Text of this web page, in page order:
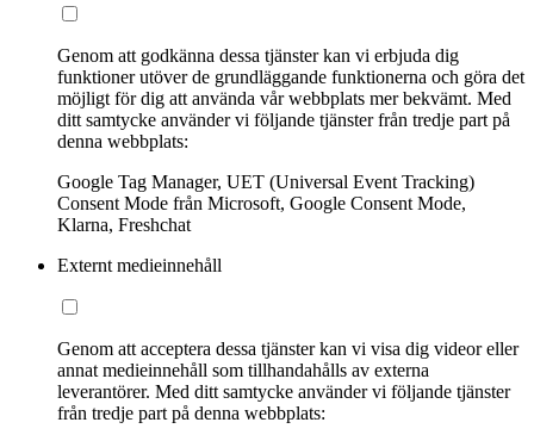
Genom att godkänna dessa tjänster kan vi erbjuda dig
funktioner utöver de grundläggande funktionerna och göra det
möjligt för dig att använda vår webbplats mer bekvämt. Med
ditt samtycke använder vi följande tjänster från tredje part på
denna webbplats:
Google Tag Manager, UET (Universal Event Tracking)
Consent Mode från Microsoft, Google Consent Mode,
Klarna, Freshchat
Externt medieinnehåll
Genom att acceptera dessa tjänster kan vi visa dig videor eller
annat medieinnehåll som tillhandahålls av externa
leverantörer. Med ditt samtycke använder vi följande tjänster
från tredje part på denna webbplats: